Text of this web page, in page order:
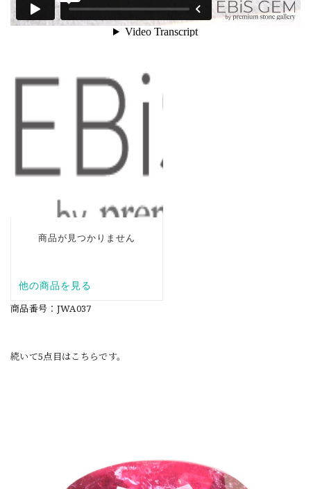
商品番号：JWA037
続いて5点目はこちらです。